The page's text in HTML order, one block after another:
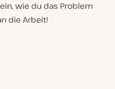
wie du das Problem
die Arbeit!